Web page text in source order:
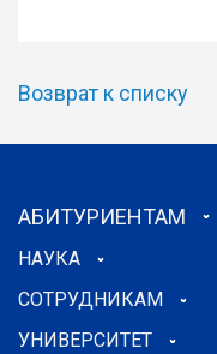
Возврат к списку
АБИТУРИЕНТАМ
НАУКА
СОТРУДНИКАМ
УНИВЕРСИТЕТ